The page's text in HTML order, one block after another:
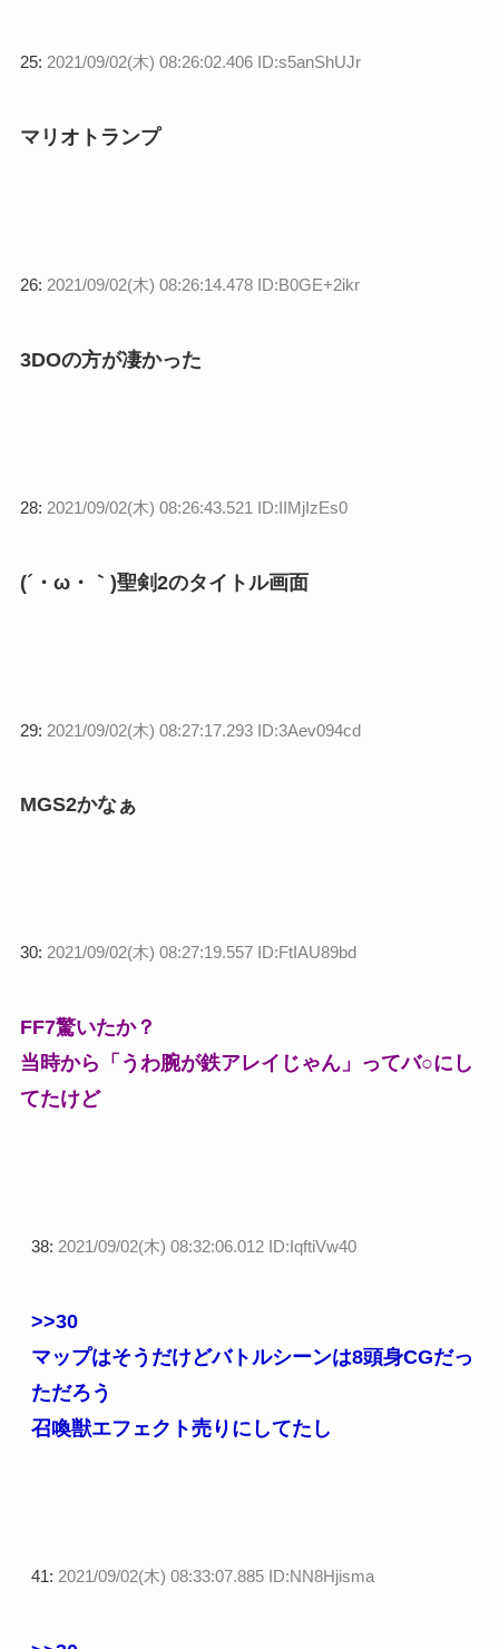
25: 2021/09/02(木) 08:26:02.406 ID:s5anShUJr
マリオトランプ
26: 2021/09/02(木) 08:26:14.478 ID:B0GE+2ikr
3DOの方が凄かった
28: 2021/09/02(木) 08:26:43.521 ID:IIMjIzEs0
(´・ω・｀)聖剣2のタイトル画面
29: 2021/09/02(木) 08:27:17.293 ID:3Aev094cd
MGS2かなぁ
30: 2021/09/02(木) 08:27:19.557 ID:FtIAU89bd
FF7驚いたか？
当時から「うわ腕が鉄アレイじゃん」ってバ○にし
てたけど
38: 2021/09/02(木) 08:32:06.012 ID:IqftiVw40
>>30
マップはそうだけどバトルシーンは8頭身CGだっ
ただろう
召喚獣エフェクト売りにしてたし
41: 2021/09/02(木) 08:33:07.885 ID:NN8Hjisma